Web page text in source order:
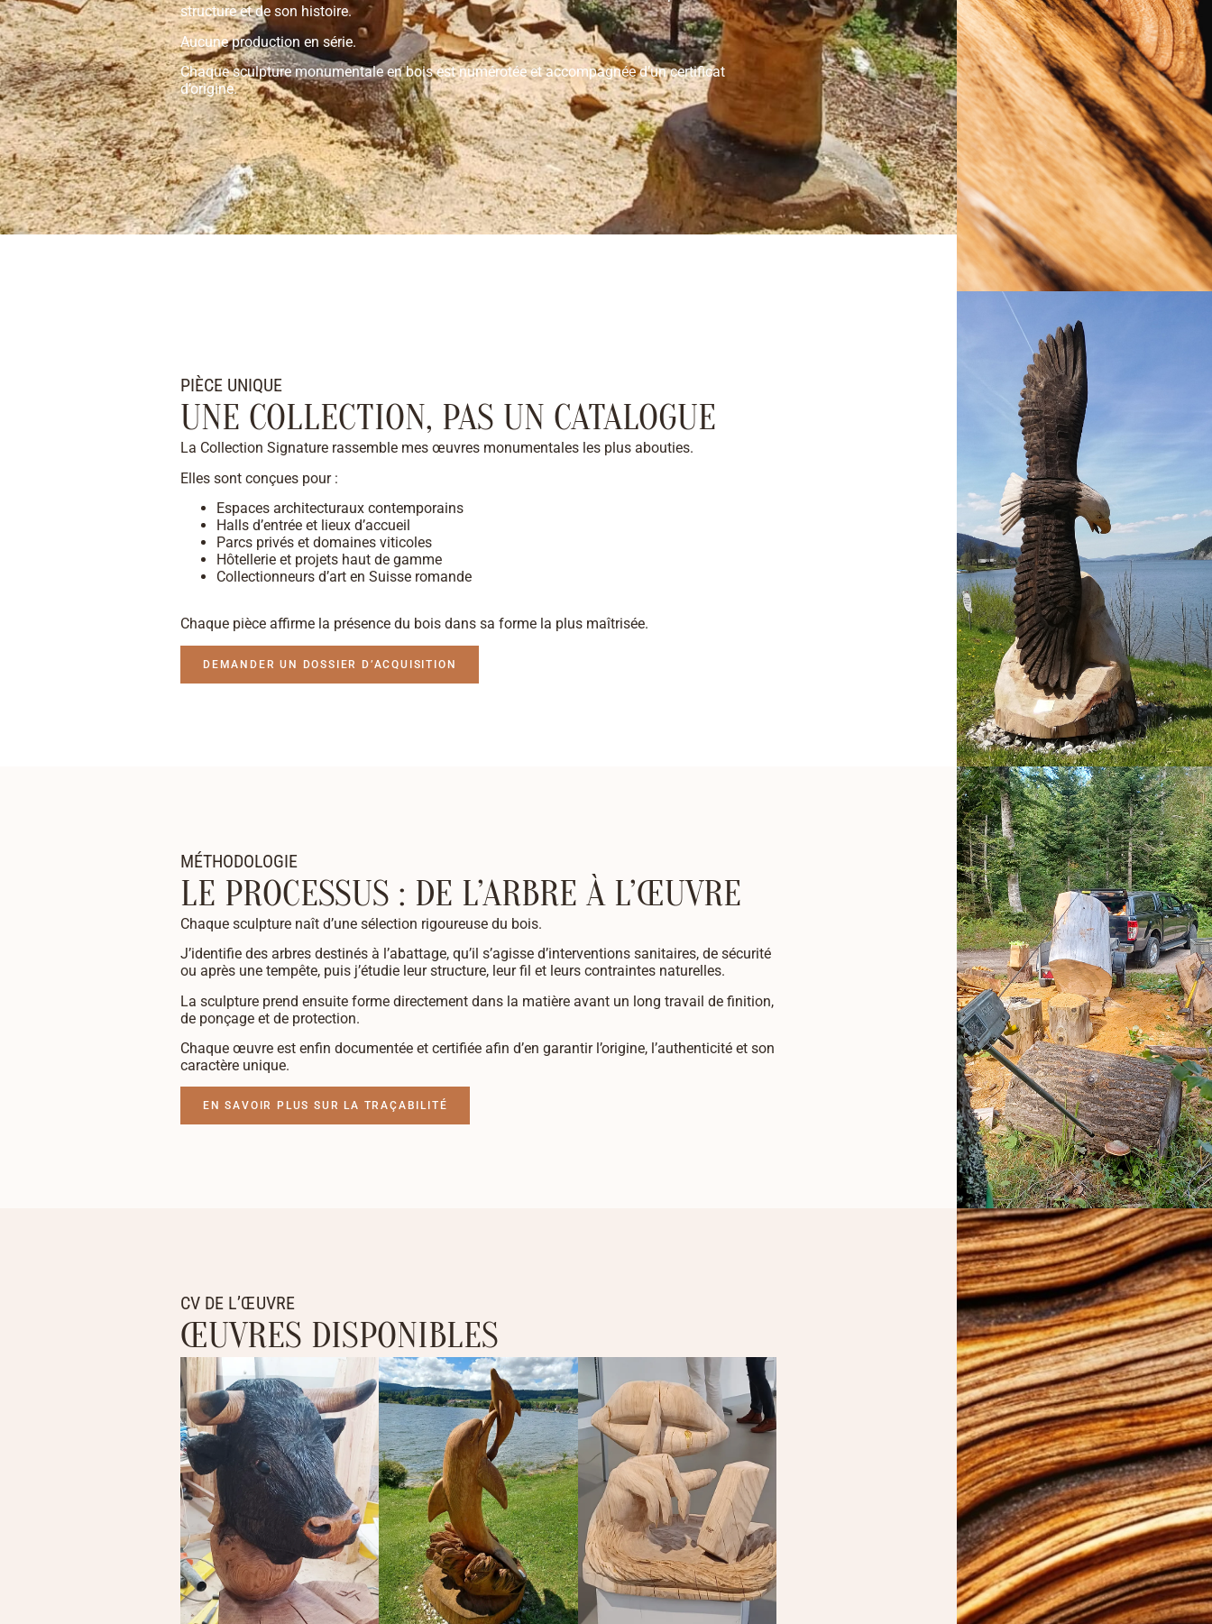
structure et de son histoire.
Aucune production en série.
Chaque sculpture monumentale en bois est numérotée et accompagnée d’un certificat
d’origine.
PIÈCE UNIQUE
UNE COLLECTION, PAS UN CATALOGUE
La Collection Signature rassemble mes œuvres monumentales les plus abouties.
Elles sont conçues pour :
Espaces architecturaux contemporains
Halls d’entrée et lieux d’accueil
Parcs privés et domaines viticoles
Hôtellerie et projets haut de gamme
Collectionneurs d’art en Suisse romande
Chaque pièce affirme la présence du bois dans sa forme la plus maîtrisée.
DEMANDER UN DOSSIER D’ACQUISITION
MÉTHODOLOGIE
LE PROCESSUS : DE L’ARBRE À L’ŒUVRE
Chaque sculpture naît d’une sélection rigoureuse du bois.
J’identifie des arbres destinés à l’abattage, qu’il s’agisse d’interventions sanitaires, de sécurité
ou après une tempête, puis j’étudie leur structure, leur fil et leurs contraintes naturelles.
La sculpture prend ensuite forme directement dans la matière avant un long travail de finition,
de ponçage et de protection.
Chaque œuvre est enfin documentée et certifiée afin d’en garantir l’origine, l’authenticité et son
caractère unique.
EN SAVOIR PLUS SUR LA TRAÇABILITÉ
CV DE L’ŒUVRE
ŒUVRES DISPONIBLES